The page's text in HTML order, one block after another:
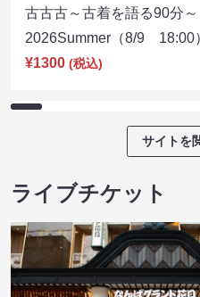
古古古～古着を語る90分～
2026Summer（8/9 18:00
¥1300 (税込)
サイトを
ライブチケット